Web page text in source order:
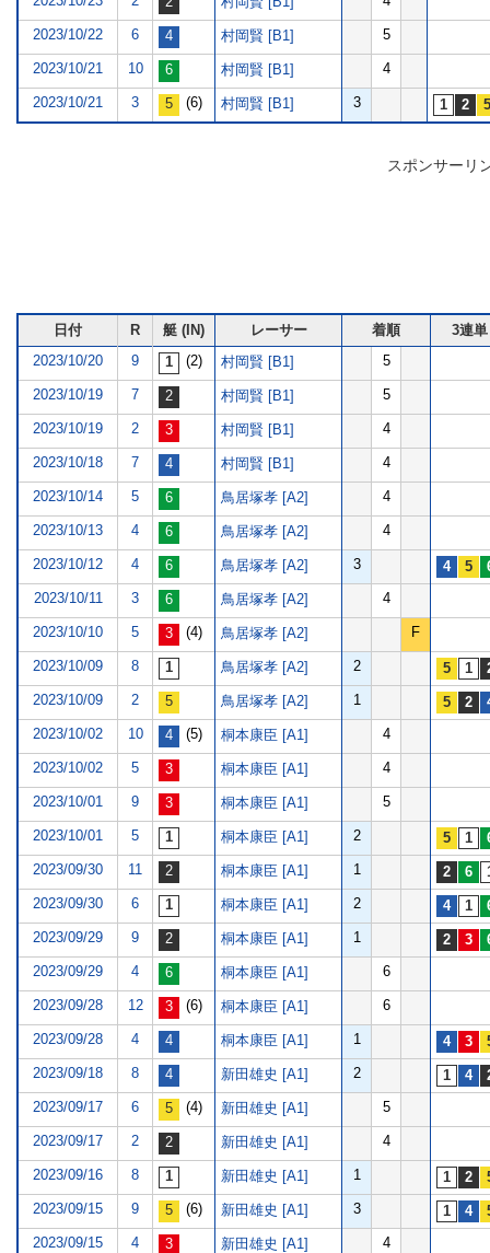
2023/10/22 6 村岡賢 [B1] 5
2023/10/21 10 村岡賢 [B1] 4
2023/10/21 3 (6) 村岡賢 [B1] 3
スポンサーリ
日付 R 艇 (IN) レーサー 着順
3連単
2023/10/20
9 (2) 村岡賢 [B1] 5
2023/10/19 7 村岡賢 [B1] 5
2023/10/19 2 村岡賢 [B1] 4
2023/10/18 7 村岡賢 [B1] 4
2023/10/14 5 鳥居塚孝 [A2] 4
2023/10/13 4 鳥居塚孝 [A2] 4
2023/10/12 4 鳥居塚孝 [A2] 3
2023/10/11 3 鳥居塚孝 [A2] 4
2023/10/10 5 (4) 鳥居塚孝 [A2] F
2023/10/09 8 鳥居塚孝 [A2] 2
2023/10/09 2 鳥居塚孝 [A2] 1
2023/10/02 10 (5) 桐本康臣 [A1] 4
2023/10/02 5 桐本康臣 [A1] 4
2023/10/01 9 桐本康臣 [A1] 5
2023/10/01 5 桐本康臣 [A1] 2
2023/09/30 11 桐本康臣 [A1] 1
2023/09/30 6 桐本康臣 [A1] 2
2023/09/29 9 桐本康臣 [A1] 1
2023/09/29 4 桐本康臣 [A1] 6
2023/09/28 12 (6) 桐本康臣 [A1] 6
2023/09/28 4 桐本康臣 [A1] 1
2023/09/18 8 新田雄史 [A1] 2
2023/09/17 6 (4) 新田雄史 [A1] 5
2023/09/17 2 新田雄史 [A1] 4
2023/09/16 8 新田雄史 [A1] 1
2023/09/15 9 (6) 新田雄史 [A1] 3
2023/09/15 4 新田雄史 [A1] 4